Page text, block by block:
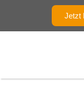
Jetzt